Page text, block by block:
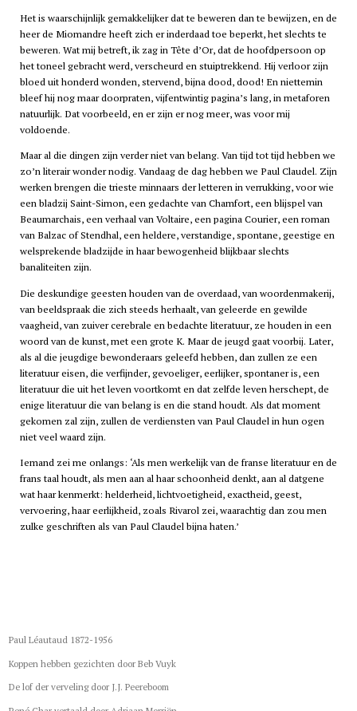
Het is waarschijnlijk gemakkelijker dat te beweren dan te bewijzen, en de
heer de Miomandre heeft zich er inderdaad toe beperkt, het slechts te
beweren. Wat mij betreft, ik zag in Tête d’Or, dat de hoofdpersoon op
het toneel gebracht werd, verscheurd en stuiptrekkend. Hij verloor zijn
bloed uit honderd wonden, stervend, bijna dood, dood! En niettemin
bleef hij nog maar doorpraten, vijfentwintig pagina’s lang, in metaforen
natuurlijk. Dat voorbeeld, en er zijn er nog meer, was voor mij
voldoende.
Maar al die dingen zijn verder niet van belang. Van tijd tot tijd hebben we
zo’n literair wonder nodig. Vandaag de dag hebben we Paul Claudel. Zijn
werken brengen die trieste minnaars der letteren in verrukking, voor wie
een bladzij Saint-Simon, een gedachte van Chamfort, een blijspel van
Beaumarchais, een verhaal van Voltaire, een pagina Courier, een roman
van Balzac of Stendhal, een heldere, verstandige, spontane, geestige en
welsprekende bladzijde in haar bewogenheid blijkbaar slechts
banaliteiten zijn.
Die deskundige geesten houden van de overdaad, van woordenmakerij,
van beeldspraak die zich steeds herhaalt, van geleerde en gewilde
vaagheid, van zuiver cerebrale en bedachte literatuur, ze houden in een
woord van de kunst, met een grote K. Maar de jeugd gaat voorbij. Later,
als al die jeugdige bewonderaars geleefd hebben, dan zullen ze een
literatuur eisen, die verfijnder, gevoeliger, eerlijker, spontaner is, een
literatuur die uit het leven voortkomt en dat zelfde leven herschept, de
enige literatuur die van belang is en die stand houdt. Als dat moment
gekomen zal zijn, zullen de verdiensten van Paul Claudel in hun ogen
niet veel waard zijn.
Iemand zei me onlangs: ‘Als men werkelijk van de franse literatuur en de
frans taal houdt, als men aan al haar schoonheid denkt, aan al datgene
wat haar kenmerkt: helderheid, lichtvoetigheid, exactheid, geest,
vervoering, haar eerlijkheid, zoals Rivarol zei, waarachtig dan zou men
zulke geschriften als van Paul Claudel bijna haten.’
Paul Léautaud 1872-1956
Koppen hebben gezichten door Beb Vuyk
De lof der verveling door J.J. Peereboom